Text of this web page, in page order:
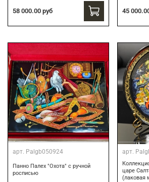
58 000.00 руб 45
арт. Palgb050924
Панно Палех "Охота" с ручной
росписью
арт.
царе
(лаковая